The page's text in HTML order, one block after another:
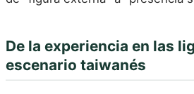
De la experiencia en las
escenario taiwanés